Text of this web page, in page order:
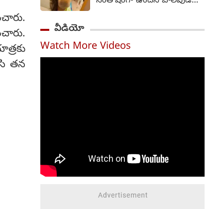
తన
భావోద్వేగభరితమైన,
చిత్రంగా ఈ సినిమా ప్రేక్షకులను
ఆకట్టుకుంటుందని ట్రైలర్
తాను సింగిల్‌గా ఉండటమే
ఇష్టంగా ఉందని చెప్పారు.
వీడియో
Watch More Videos